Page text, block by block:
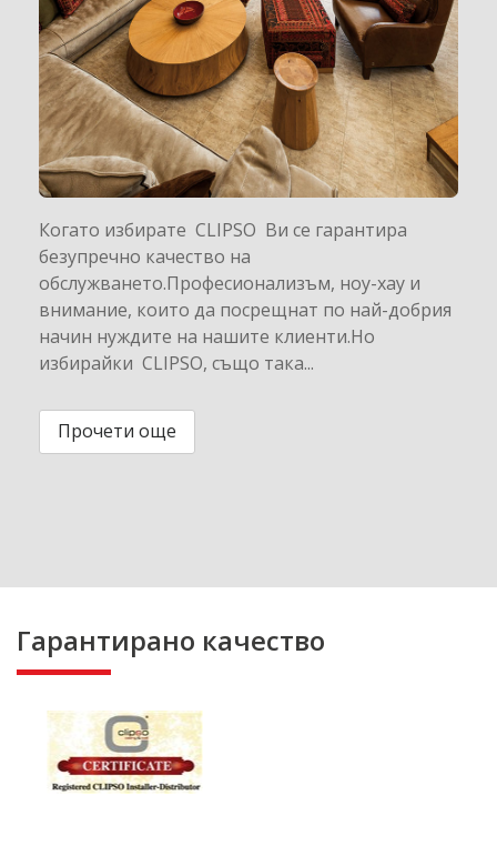
Когато избирате CLIPSO Ви се гарантира
безупречно качество на
обслужването.Професионализъм, ноу-хау и
внимание, които да посрещнат по най-добрия
начин нуждите на нашите клиенти.Но
избирайки CLIPSO, също така...
Прочети още
Гарантирано качество